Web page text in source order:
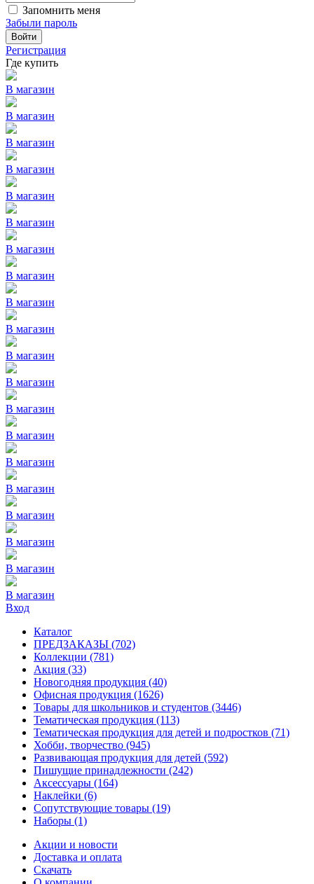
Запомнить меня
Забыли пароль
Войти
Регистрация
Где купить
В магазин
В магазин
В магазин
В магазин
В магазин
В магазин
В магазин
В магазин
В магазин
В магазин
В магазин
В магазин
В магазин
В магазин
В магазин
В магазин
В магазин
В магазин
В магазин
В магазин
Вход
Каталог
ПРЕДЗАКАЗЫ (702)
Коллекции (781)
Акция (33)
Новогодняя продукция (40)
Офисная продукция (1626)
Товары для школьников и студентов (3446)
Тематическая продукция (113)
Тематическая продукция для детей и подростков (71)
Хобби, творчество (945)
Развивающая продукция для детей (592)
Пишущие принадлежности (242)
Аксессуары (164)
Наклейки (6)
Сопутствующие товары (19)
Наборы (1)
Акции и новости
Доставка и оплата
Скачать